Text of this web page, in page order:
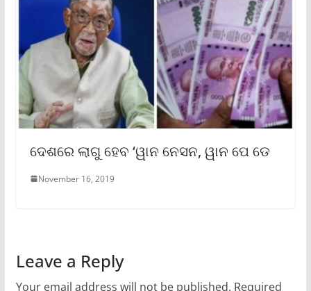
ଦେଶରେ ଲାଗୁ ହେବ ‘ୱାନ ନେସନ, ୱାନ ପେ ଡେ
November 16, 2019
Leave a Reply
Your email address will not be published. Required